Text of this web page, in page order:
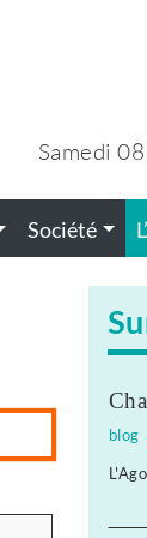
Samedi
Société
blog